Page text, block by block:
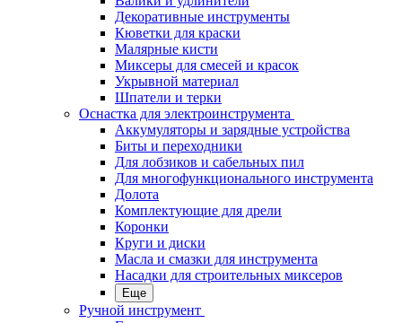
Декоративные инструменты
Кюветки для краски
Малярные кисти
Миксеры для смесей и красок
Укрывной материал
Шпатели и терки
Оснастка для электроинструмента
Аккумуляторы и зарядные устройства
Биты и переходники
Для лобзиков и сабельных пил
Для многофункционального инструмента
Долота
Комплектующие для дрели
Коронки
Круги и диски
Масла и смазки для инструмента
Насадки для строительных миксеров
Еще
Ручной инструмент